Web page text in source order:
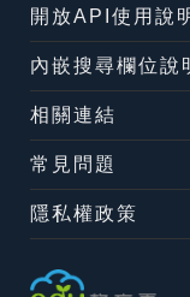
開放API使用說
內嵌搜尋欄位說
相關連結
常見問題
隱私權政策